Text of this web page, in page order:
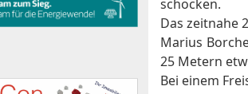
schocken.
Das zeitnahe
Marius
25 Metern
Bei einem